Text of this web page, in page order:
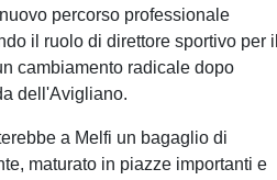
percorso professionale
il ruolo di direttore sportivo per il
cambiamento radicale dopo
dell'Avigliano.
a Melfi un bagaglio di
maturato in piazze importanti e